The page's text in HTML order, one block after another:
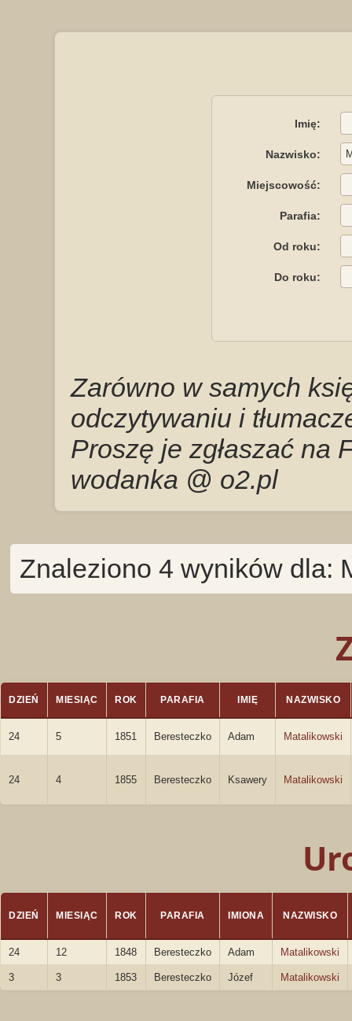
Imię:
Nazwisko:
Miejscowość:
Parafia:
Od roku:
Do roku:
Zarówno w samych
odczytywaniu i
Proszę je zgłaszać na
wodanka @ o2.pl
Znaleziono 4 wyników dla:
DZIEŃ MIESIĄC ROK PARAFIA IMIĘ NAZWISKO
24 5 1851 Beresteczko Adam Matalikowski
24 4 1855 Beresteczko Ksawery Matalikowski
DZIEŃ MIESIĄC ROK PARAFIA IMIONA NAZWISKO
24 12 1848 Beresteczko Adam Matalikowski
3 3 1853 Beresteczko Józef Matalikowski